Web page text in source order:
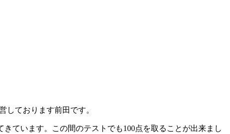
しております前田です。
ています。この間のテストでも100点を取ることが出来まし